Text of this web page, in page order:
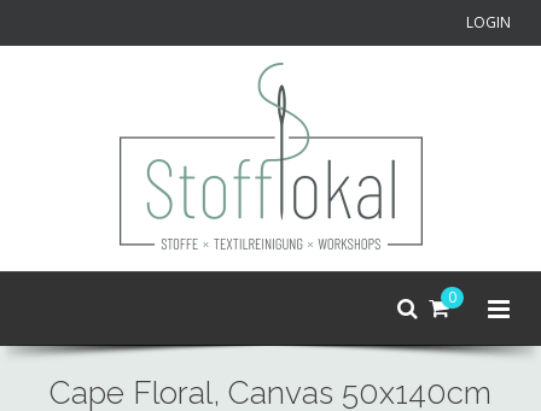
LOGIN
0
Cape Floral, Canvas 50x140cm